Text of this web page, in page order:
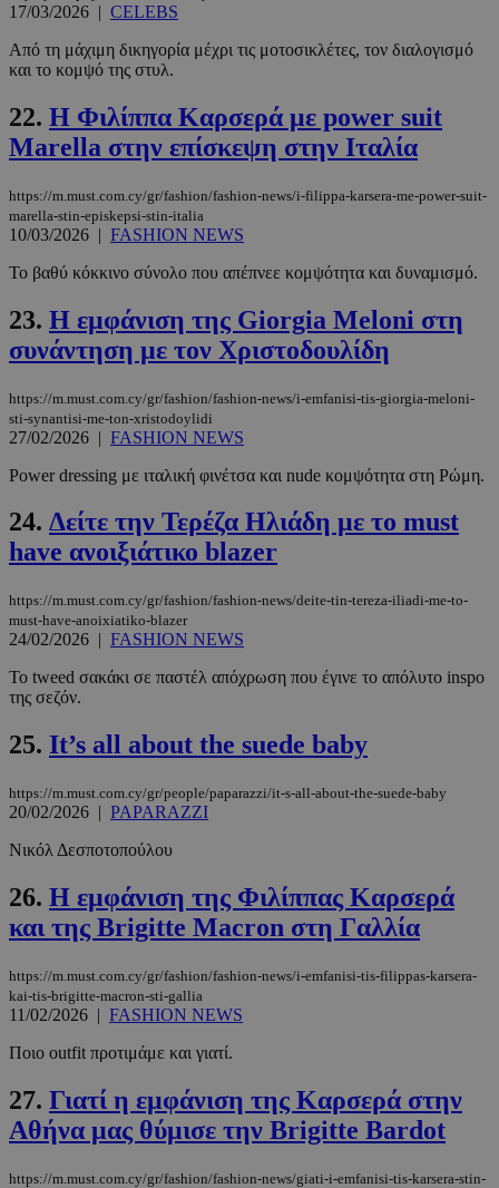
17/03/2026 | CELEBS
Από τη μάχιμη δικηγορία μέχρι τις μοτοσικλέτες, τον διαλογισμό
και το κομψό της στυλ.
22. Η Φιλίππα Καρσερά με power suit
Marella στην επίσκεψη στην Ιταλία
https://m.must.com.cy/gr/fashion/fashion-news/i-filippa-karsera-me-power-suit-
marella-stin-episkepsi-stin-italia
10/03/2026 | FASHION NEWS
Το βαθύ κόκκινο σύνολο που απέπνεε κομψότητα και δυναμισμό.
23. Η εμφάνιση της Giorgia Meloni στη
συνάντηση με τον Χριστοδουλίδη
https://m.must.com.cy/gr/fashion/fashion-news/i-emfanisi-tis-giorgia-meloni-
sti-synantisi-me-ton-xristodoylidi
27/02/2026 | FASHION NEWS
Power dressing με ιταλική φινέτσα και nude κομψότητα στη Ρώμη.
24. Δείτε την Τερέζα Ηλιάδη με το must
have ανοιξιάτικο blazer
https://m.must.com.cy/gr/fashion/fashion-news/deite-tin-tereza-iliadi-me-to-
must-have-anoixiatiko-blazer
24/02/2026 | FASHION NEWS
Το tweed σακάκι σε παστέλ απόχρωση που έγινε το απόλυτο inspo
της σεζόν.
25. It’s all about the suede baby
https://m.must.com.cy/gr/people/paparazzi/it-s-all-about-the-suede-baby
20/02/2026 | PAPARAZZI
Νικόλ Δεσποτοπούλου
26. Η εμφάνιση της Φιλίππας Καρσερά
και της Brigitte Macron στη Γαλλία
https://m.must.com.cy/gr/fashion/fashion-news/i-emfanisi-tis-filippas-karsera-
kai-tis-brigitte-macron-sti-gallia
11/02/2026 | FASHION NEWS
Ποιο outfit προτιμάμε και γιατί.
27. Γιατί η εμφάνιση της Καρσερά στην
Αθήνα μας θύμισε την Brigitte Bardot
https://m.must.com.cy/gr/fashion/fashion-news/giati-i-emfanisi-tis-karsera-stin-
__cf_bm
Cloudflare Inc.
.pexels.com
LangCookie www.must.com.cy
1
CookieScriptConsent
CookieScript
www.must.com.cy
2 μέρες
_scc_session
.entelia-
19 λεπτά
PHPSESSID
PHP.net
www.must.com.cy